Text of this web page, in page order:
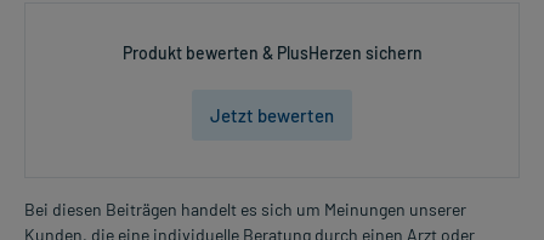
Produkt bewerten & PlusHerzen sichern
Jetzt bewerten
Bei diesen Beiträgen handelt es sich um Meinungen unserer
Kunden, die eine individuelle Beratung durch einen Arzt oder